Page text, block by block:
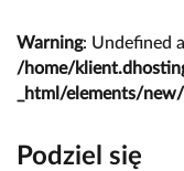
Warning: Undefined
/home/
_html/elements/
Podziel się